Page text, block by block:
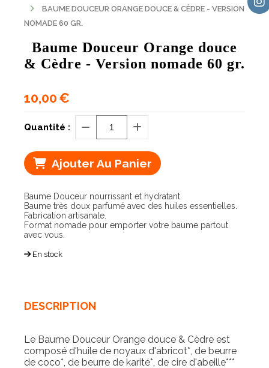
BAUME DOUCEUR ORANGE DOUCE & CÈDRE - VERSION
NOMADE 60 GR.
Baume Douceur Orange douce
& Cèdre - Version nomade 60 gr.
10,00€
Quantité :
Ajouter Au Panier
Baume Douceur nourrissant et hydratant.
Baume très doux parfumé avec des huiles essentielles.
Fabrication artisanale.
Format nomade pour emporter votre baume partout
avec vous.
En stock
DESCRIPTION
Le Baume Douceur Orange douce & Cèdre est
composé d'huile de noyaux d'abricot*, de beurre
de coco*, de beurre de karité*, de cire d'abeille***